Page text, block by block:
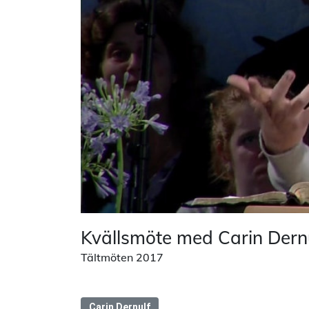
Kvällsmöte med Carin
Tältmöten 2017